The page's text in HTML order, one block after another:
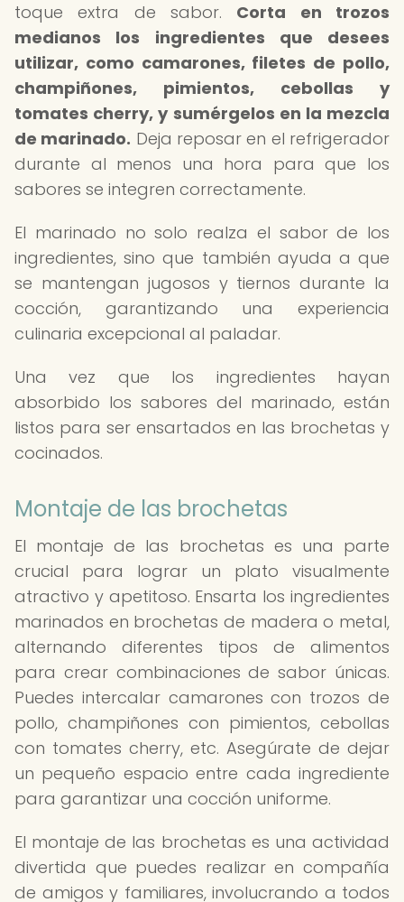
toque extra de sabor. Corta en trozos
medianos los ingredientes que desees
utilizar, como camarones, filetes de pollo,
champiñones, pimientos, cebollas y
tomates cherry, y sumérgelos en la mezcla
de marinado. Deja reposar en el refrigerador
durante al menos una hora para que los
sabores se integren correctamente.
El marinado no solo realza el sabor de los
ingredientes, sino que también ayuda a que
se mantengan jugosos y tiernos durante la
cocción, garantizando una experiencia
culinaria excepcional al paladar.
Una vez que los ingredientes hayan
absorbido los sabores del marinado, están
listos para ser ensartados en las brochetas y
cocinados.
Montaje de las brochetas
El montaje de las brochetas es una parte
crucial para lograr un plato visualmente
atractivo y apetitoso. Ensarta los ingredientes
marinados en brochetas de madera o metal,
alternando diferentes tipos de alimentos
para crear combinaciones de sabor únicas.
Puedes intercalar camarones con trozos de
pollo, champiñones con pimientos, cebollas
con tomates cherry, etc. Asegúrate de dejar
un pequeño espacio entre cada ingrediente
para garantizar una cocción uniforme.
El montaje de las brochetas es una actividad
divertida que puedes realizar en compañía
de amigos y familiares, involucrando a todos